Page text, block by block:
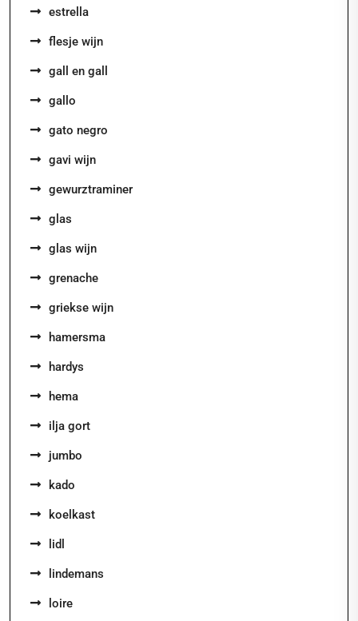
estrella
flesje wijn
gall en gall
gallo
gato negro
gavi wijn
gewurztraminer
glas
glas wijn
grenache
griekse wijn
hamersma
hardys
hema
ilja gort
jumbo
kado
koelkast
lidl
lindemans
loire